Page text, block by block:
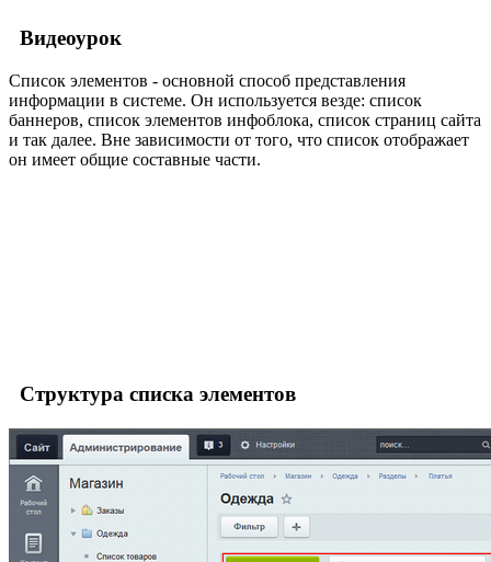
Видеоурок
Список элементов - основной способ представления
информации в системе. Он используется везде: список
баннеров, список элементов инфоблока, список страниц сайта
и так далее. Вне зависимости от того, что список отображает
он имеет общие составные части.
Структура списка элементов